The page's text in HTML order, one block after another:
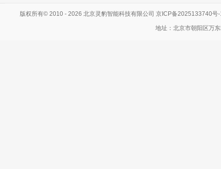
版权所有© 2010 - 2026 北京灵豹智能科技有限公司 京ICP备2025133740
地址：北京市朝阳区万